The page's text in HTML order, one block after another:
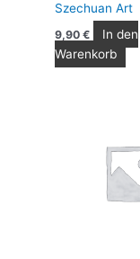
Szechuan Art
9,90€
In den
Warenkorb